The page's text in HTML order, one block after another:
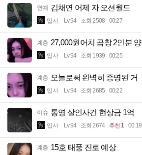
연예 김채연 어제 자 오션월드
입사 Lv.94 조회 2508 00:27
계층 27,000원어치 곱창 2인분 양
입사 Lv.94 조회 1939 00:25
계층 오늘로써 완벽히 증명된 거
입사 Lv.94 조회 2685 00:22
이슈 통영 살인사건 현상금 1억
입사 Lv.94 조회 2674 추천 1 00:19
계층 15호 태풍 진로 예상